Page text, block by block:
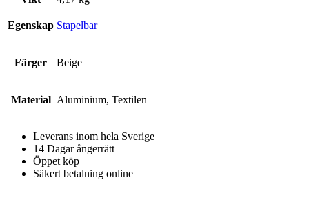
Egenskap Stapelbar
Färger Beige
Material Aluminium, Textilen
Leverans inom hela Sverige
14 Dagar ångerrätt
Öppet köp
Säkert betalning online